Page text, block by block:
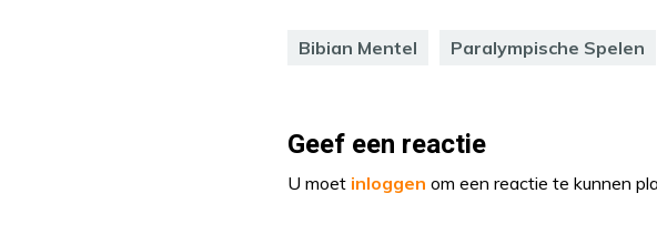
Bibian Mentel Paralympische Spelen
Geef een reactie
U moet inloggen om een reactie te kunnen